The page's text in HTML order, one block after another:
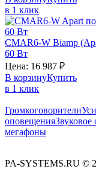
в 1 клик
CMAR6-W Biamp
60 Вт
Цена: 16 987 ₽
В корзинуКупить
в 1 клик
Громкоговорители
оповещенияЗвуковое
мегафоны
PA-SYSTEMS.RU ©